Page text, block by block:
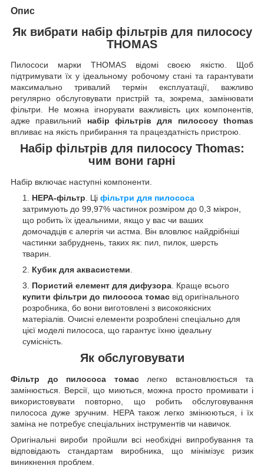
Опис
Як вибрати набір фільтрів для пилососу
THOMAS
Пилососи марки THOMAS відомі своєю якістю. Щоб
підтримувати їх у ідеальному робочому стані та гарантувати
максимально тривалий термін експлуатації, важливо
регулярно обслуговувати пристрій та, зокрема, замінювати
фільтри. Не можна ігнорувати важливість цих компонентів,
адже правильний набір фільтрів для пилососу thomas
впливає на якість прибирання та працездатність пристрою.
Набір фільтрів для пилососу Thomas:
чим вони гарні
Набір включає наступні компоненти.
HEPA-фільтр . Ці фільтри для пилососа
затримують до 99,97% частинок розміром до 0,3 мікрон,
що робить їх ідеальними, якщо у вас чи ваших
домочадців є алергія чи астма. Він вловлює найдрібніші
частинки забруднень, таких як: пил, пилок, шерсть
тварин.
Кубик для аквасистеми
Пористий елемент для дифузора . Краще всього
купити фільтри до пилососа томас від оригінального
розробника, бо вони виготовлені з високоякісних
матеріалів. Очисні елементи розроблені спеціально для
цієї моделі пилососа, що гарантує їхню ідеальну
сумісність.
Як обслуговувати
Фільтр до пилососа томаслегко встановлюється та
замінюється. Версії, що миються, можна просто промивати і
використовувати повторно, що робить обслуговування
пилососа дуже зручним. HEPA також легко змінюються, і їх
заміна не потребує спеціальних інструментів чи навичок.
Оригінальні вироби пройшли всі необхідні випробування та
відповідають стандартам виробника, що мінімізує ризик
виникнення проблем.